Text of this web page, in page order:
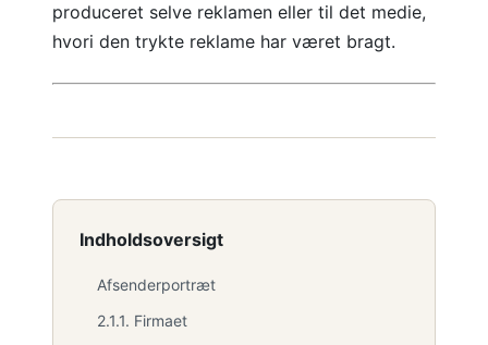
Indholdsoversigt
Afsenderportræt
2.1.1. Firmaet
produceret selve reklamen eller til det medie,
hvori den trykte reklame har været bragt.